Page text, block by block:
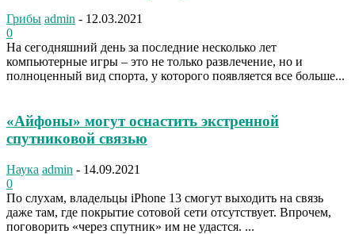
Грибы admin - 12.03.2021
0
На сегодняшний день за последние несколько лет
компьютерные игры – это не только развлечение, но и
полноценный вид спорта, у которого появляется все больше...
«Айфоны» могут оснастить экстренной
спутниковой связью
Наука admin - 14.09.2021
0
По слухам, владельцы iPhone 13 смогут выходить на связь
даже там, где покрытие сотовой сети отсутствует. Впрочем,
поговорить «через спутник» им не удастся. ...